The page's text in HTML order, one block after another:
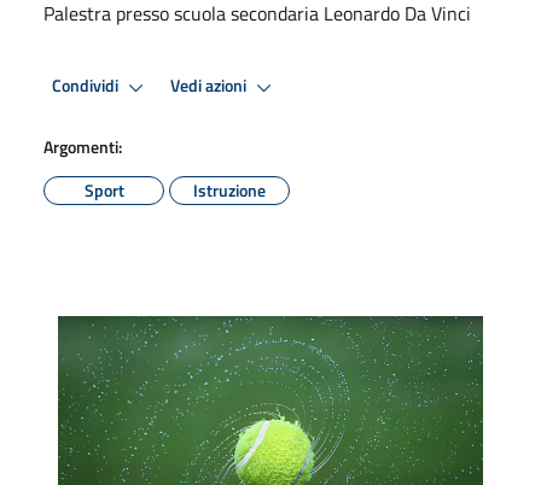
Palestra presso scuola secondaria Leonardo Da Vinci
Condividi Vedi azioni
Argomenti:
Sport
Istruzione